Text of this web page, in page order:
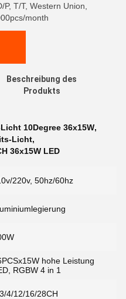
T/T, Western Union,
month
Beschreibung des
Produkts
10Degree 36x15W,
Licht,
36x15W LED
220v, 50hz/60hz
hohe Leistung
RGBW 4 in 1
4/12/16/28CH